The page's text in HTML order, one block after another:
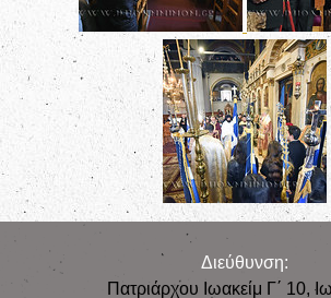
Διεύθυνση:
Πατριάρχου Ιωακείμ Γ΄ 10,